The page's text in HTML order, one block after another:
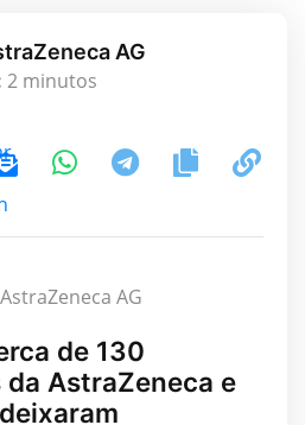
AG
2 minutos
AG
de 130
AstraZeneca e